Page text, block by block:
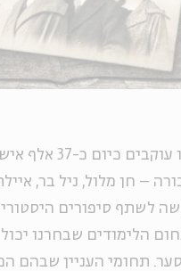
״, שאחריו עוקבים כיום כ-37 אלף
– חן מלול, ניל בר,
לשתף סיפורים
הלימודים שבחרנו יכול
תחומי העניין שבהם